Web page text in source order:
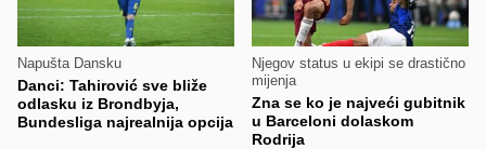
Napušta Dansku
Danci: Tahirović sve bliže
odlasku iz Brondbyja,
Bundesliga najrealnija opcija
Njegov status u ekipi se drastično
mijenja
Zna se ko je najveći gubitnik
u Barceloni dolaskom
Rodrija